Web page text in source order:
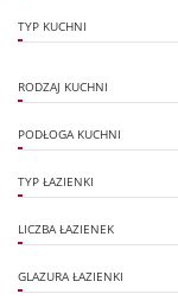
TYP KUCHNI
RODZAJ KUCHNI
PODŁOGA KUCHNI
TYP ŁAZIENKI
LICZBA ŁAZIENEK
GLAZURA ŁAZIENKI